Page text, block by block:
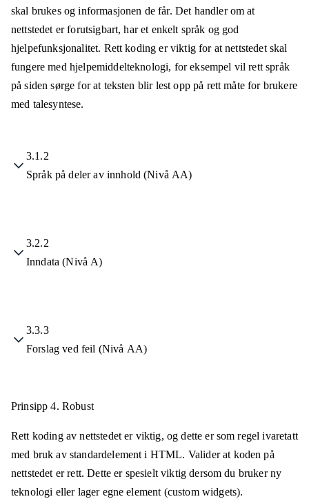
skal brukes og informasjonen de får. Det handler om at
nettstedet er forutsigbart, har et enkelt språk og god
hjelpefunksjonalitet. Rett koding er viktig for at nettstedet skal
fungere med hjelpemiddelteknologi, for eksempel vil rett språk
på siden sørge for at teksten blir lest opp på rett måte for brukere
med talesyntese.
3.1.2
Språk på deler av innhold (Nivå AA)
3.2.2
Inndata (Nivå A)
3.3.3
Forslag ved feil (Nivå AA)
Prinsipp 4. Robust
Rett koding av nettstedet er viktig, og dette er som regel ivaretatt
med bruk av standardelement i HTML. Valider at koden på
nettstedet er rett. Dette er spesielt viktig dersom du bruker ny
teknologi eller lager egne element (custom widgets).